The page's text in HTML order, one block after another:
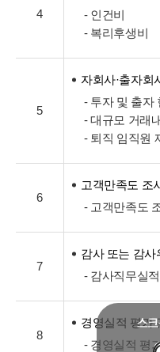
4
- 인건비
- 복리후생비
5
자회사·출자회
- 투자 및 출자
- 대규모 거래
- 퇴직 임직원
6
고객만족도 조
- 고객만족도
7
감사 또는 감
- 감사직무실
8
경영실적 평가
- 경영실적 평